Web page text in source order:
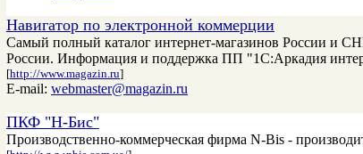
Навигатор по электронной коммерции
Самый полный каталог интернет-магазинов России и
России. Информация и поддержка ПП "1С:Аркадия
[http://www.magazin.ru]
E-mail: webmaster@magazin.ru
ПКФ "Н-Бис"
Производственно-коммерческая фирма N-Bis -